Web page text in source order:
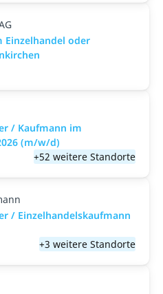
Einzelhandel oder
/ Kaufmann im
(m/w/d)
+52 weitere Standorte
/ Einzelhandelskaufmann
+3 weitere Standorte